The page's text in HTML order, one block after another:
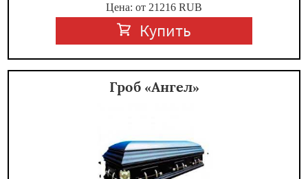
Цена: от 21216 RUB
Купить
Гроб «Ангел»